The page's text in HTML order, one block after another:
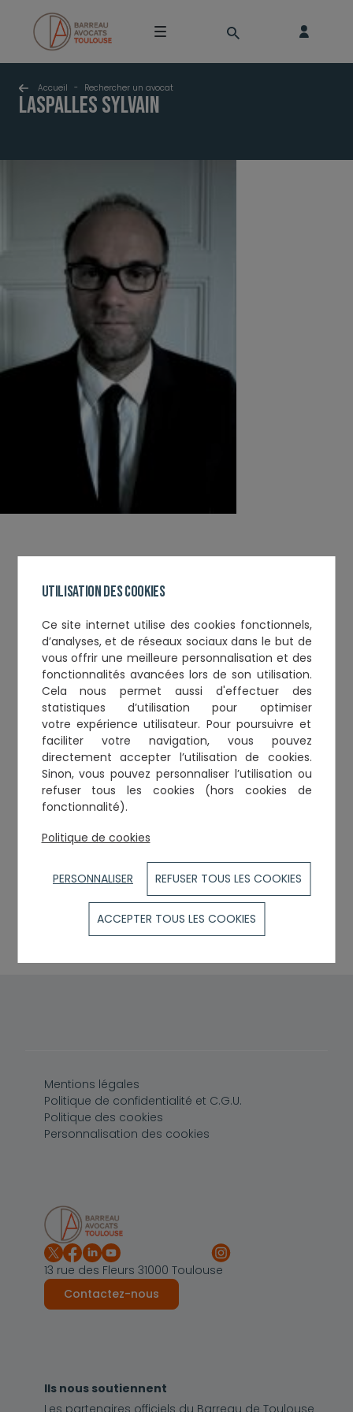
Utilisation des cookies
Ce site internet utilise des cookies fonctionnels,
d’analyses, et de réseaux sociauxdans le but de
vous offrir une meilleure personnalisation et des
fonctionnalités avancées lors de son utilisation.
Cela nous permet aussi d'effectuerdes
statistiques d’utilisationpour optimiser
votre expérience utilisateur. Pour poursuivre et
faciliter votre navigation, vous pouvez
directement accepter l’utilisation de cookies.
Sinon, vous pouvez personnaliser l’utilisation ou
refuser tous les cookies (hors cookies de
fonctionnalité).
Politique de cookies
PERSONNALISER REFUSER TOUS LES COOKIES
ACCEPTER TOUS LES COOKIES
Accueil - Rechercher un avocat
LASPALLES Sylvain
contact
Tél. : 0562845661
Email :contact@laspalles-avocat.com
Informations complémentaires
Année de Serment :1997
Toque :395
Vice-Bâtonnier
Cabinets et établissements
14, rue Temponières
31000
TOULOUSE
0562845661
13 rue des Fleurs 31000 Toulouse
Contactez-nous
Ils nous soutiennent
Pied de page
Mentions légales
Politique de confidentialité et C.G.U.
Politique des cookies
Personnalisation des cookies